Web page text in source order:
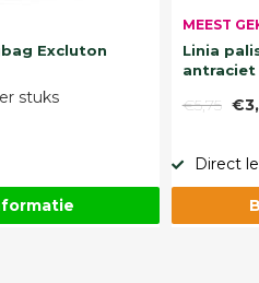
Excluton
stuks
MEEST
Linia
antraciet
€5,75
Direct